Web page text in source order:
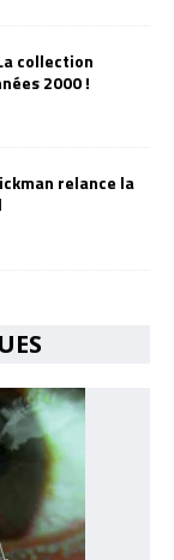
collection
2000 !
relance la